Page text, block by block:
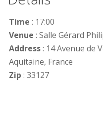
Time : 17:00
Venue : Salle Gérard
Address: 14 Avenue de
Aquitaine, France
Zip : 33127